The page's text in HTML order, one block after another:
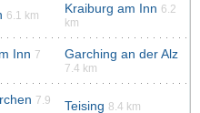
6.1 km Kraiburg am Inn 6.2
km
Inn 7
Garching an der Alz
7.4 km
7.9
Teising 8.4 km